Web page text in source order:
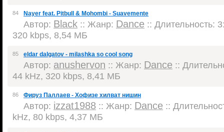
84 Nayer feat. Pitbull & Mohombi - Suavemente
Автор: Black :: Жанр: Dance :: Длительность:
320 kbps, 8,54 МБ
85 eldar dalgatov - milashka so cool song
Автор: anushervon :: Жанр: Dance ::
44 kHz, 320 kbps, 8,41 МБ
86 Фируз Паллаев - Хофизе хилват нишин
Автор: izzat1988 :: Жанр: Dance ::
kHz, 80 kbps, 4,37 МБ